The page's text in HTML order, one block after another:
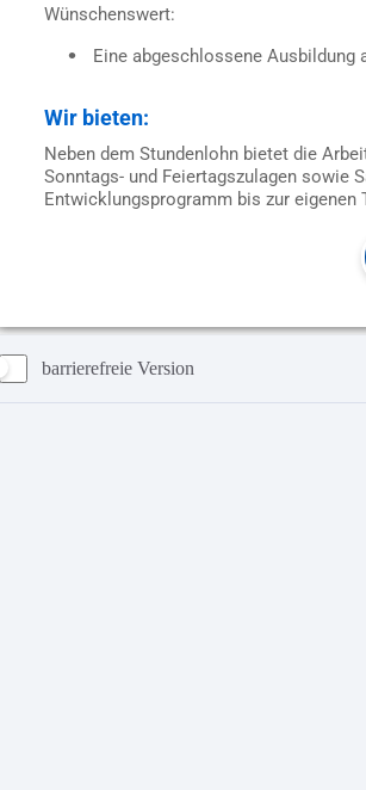
barrierefreie Version